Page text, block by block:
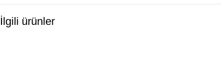
İlgili ürünler